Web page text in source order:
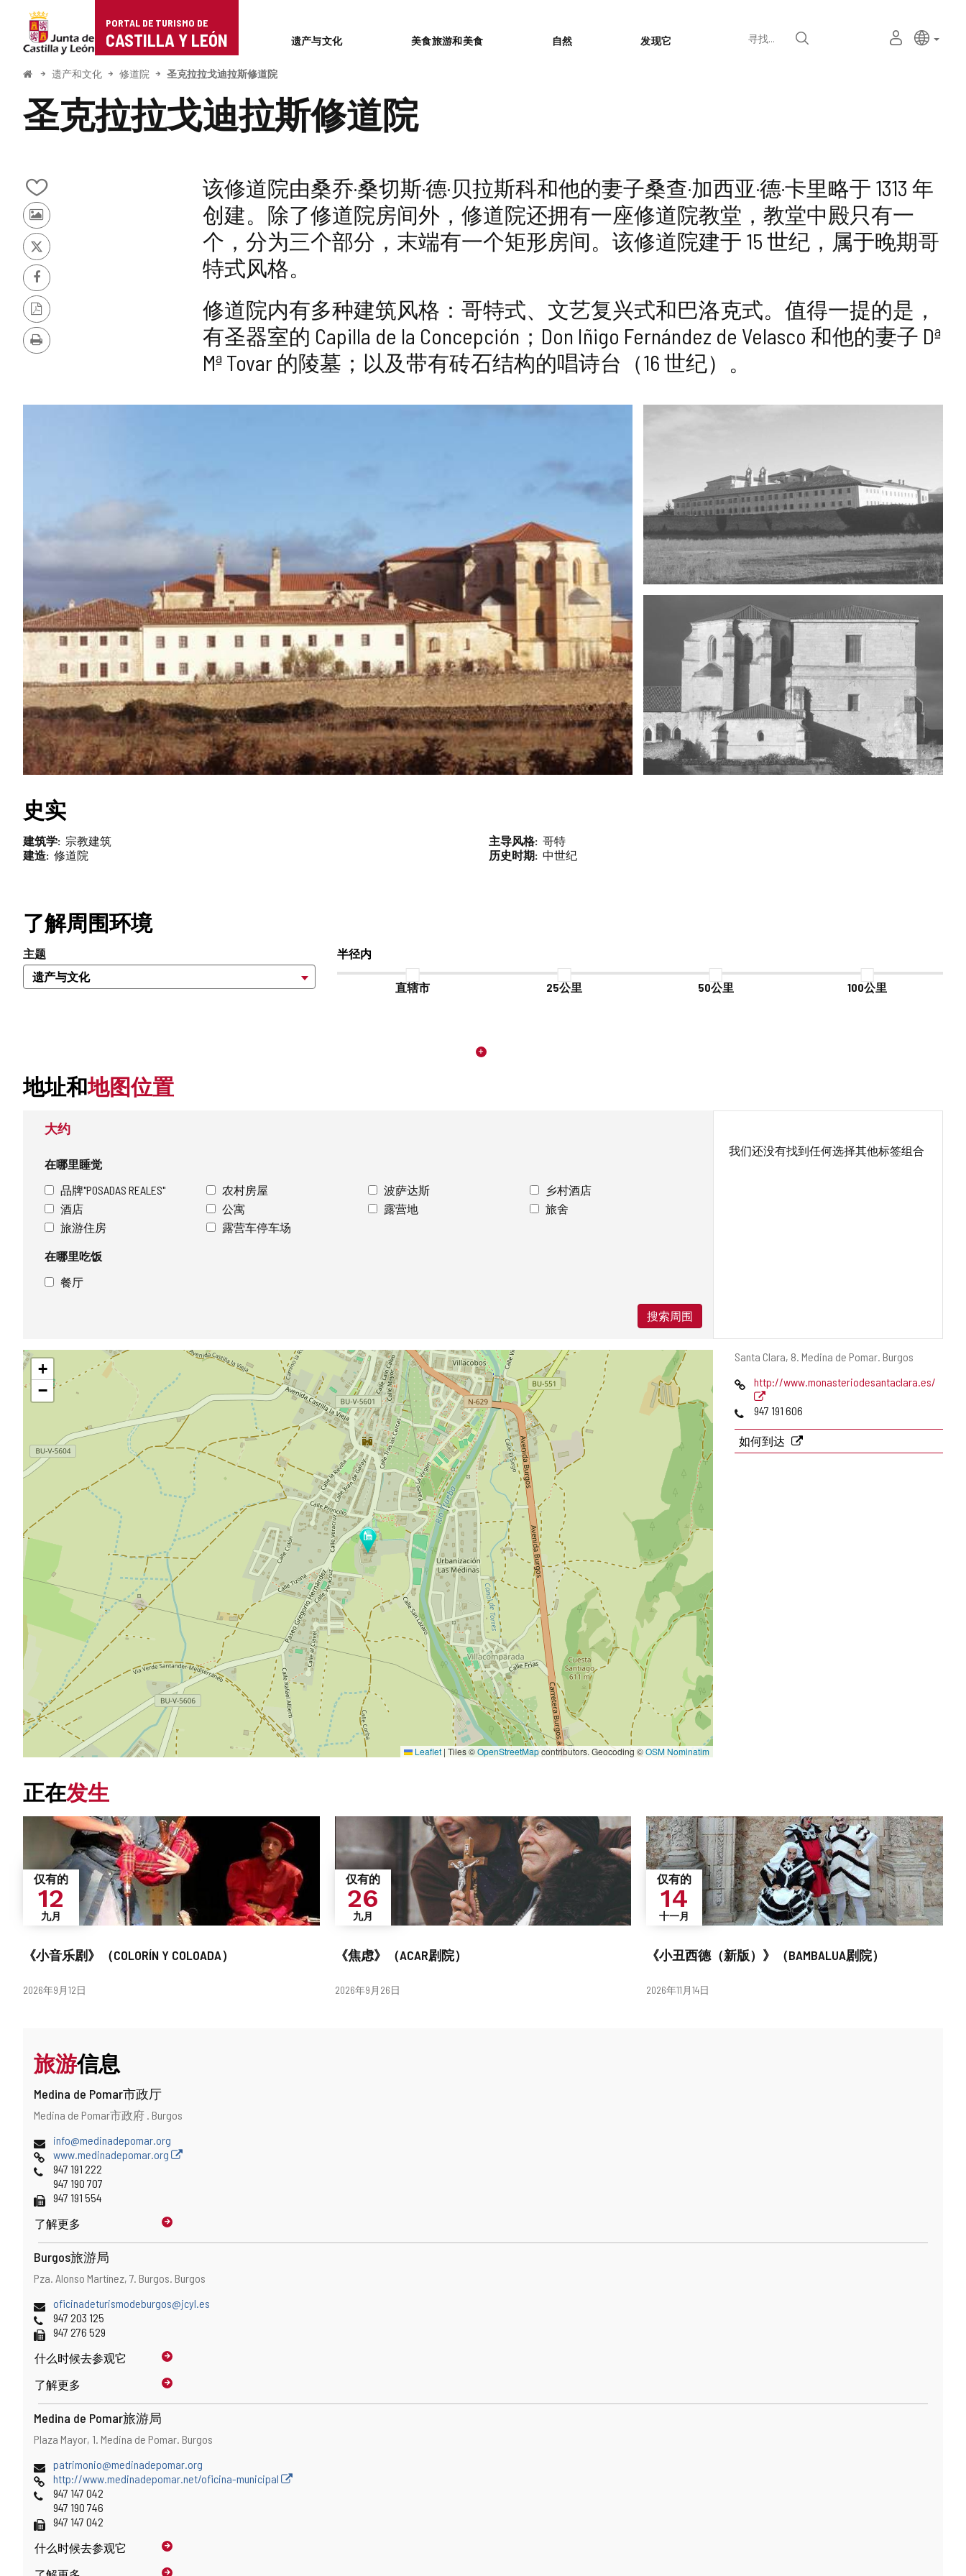
Portal
de
Turismo
Castilla
León
PORTAL DE TURISMO DE
CASTILLA Y LEÓN 遗产与文化 美食旅游和美食 自然 发现它 寻找
语
言
主动语
中文
开
遗产和文化 修道院 圣克拉拉戈迪拉斯修道院
圣克拉拉戈迪拉斯修道院
从
我
的
笔
记
本
中
添
加/
删
除
其
他
游
客
的
照
片
推
特
Facebook
PDF
版
本
打
该修道院由桑乔·桑切斯·德·贝拉斯科和他的妻子桑查·加西亚·德·卡里略于 1313 年
创建。除了修道院房间外，修道院还拥有一座修道院教堂，教堂中殿只有一
个，分为三个部分，末端有一个矩形房间。该修道院建于 15 世纪，属于晚期哥
特式风格。
修道院内有多种建筑风格：哥特式、文艺复兴式和巴洛克式。值得一提的是，
有圣器室的 Capilla de la Concepción；Don Iñigo Fernández de Velasco 和他的妻子 Dª
Mª Tovar 的陵墓；以及带有砖石结构的唱诗台（16 世纪）。
史实
建筑学
宗教建筑
建造 修道院
主导风格 哥特
历史时期 中世纪
了解周围环境
主题 半径内
直辖市 25公里 50公里 100公里
地址和地图位置
邮
地
Santa Clara, 8. Medina de Pomar. Burgos
网
http://www.monasteriodesantaclara.es/
电
947 191 606
如何到达
大约
在哪里睡觉
品牌"POSADAS REALES"
农村房屋 波萨达斯
乡村酒店
酒店
公寓 露营地
旅舍
旅游住房
露营车停车场
在哪里吃饭
餐厅
搜索周围
我们还没有找到任何选择其他标签组合
跳
过
地
图
+
−
Leaflet | Tiles ©OpenStreetMapcontributors. Geocoding ©OSM Nominatim
正在发生
《小音乐剧》（COLORÍN Y COLOADA）
仅有的
12
九月
日
2026年9月12日
《焦虑》（ACAR剧院）
仅有的
26
九月
日
2026年9月26日
《小丑西德（新版）》（BAMBALUA剧院）
仅有的
14
十一月
日
2026年11月14日
旅游信息
Medina de Pomar市政厅
地
邮
地
址
Medina de Pomar市政府 . Burgos
电
子
邮
地
址
info@medinadepomar.org
网
页
www.medinadepomar.org
电
947 191 222
947 190 707
传
真
947 191 554
了解更多
Burgos旅游局
地
邮
地
址
Pza. Alonso Martínez, 7. Burgos. Burgos
电
子
邮
件
地
oficinadeturismodeburgos@jcyl.es
电
话
947 203 125
传
真
947 276 529
什么时候去参观它
了解更多
Medina de Pomar旅游局
地
邮
地
址
Plaza Mayor, 1. Medina de Pomar. Burgos
电
子
邮
地
址
patrimonio@medinadepomar.org
网
页
http://www.medinadepomar.net/oficina-municipal
电
947 147 042
947 190 746
传
真
947 147 042
什么时候去参观它